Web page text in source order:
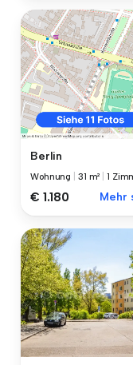
Berlin
Wohnung 31 m² |1
€ 1.180 Mehr